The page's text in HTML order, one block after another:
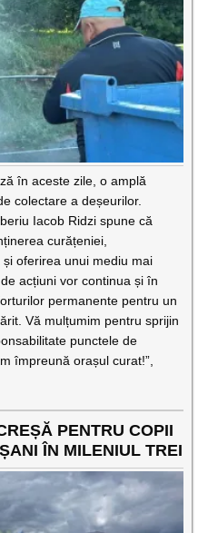
în aceste zile, o amplă
colectare a deșeurilor.
Iacob Ridzi spune că
curățeniei,
oferirea unui mediu mai
acțiuni vor continua și în
permanente pentru un
Vă mulțumim pentru sprijin
punctele de
împreună orașul curat!”,
PENTRU COPII
ÎN MILENIUL TREI